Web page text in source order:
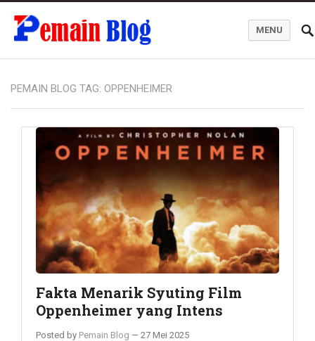
MENU
PEMAIN BLOG TAG: OPPENHEIMER
Fakta Menarik Syuting Film
Oppenheimer yang Intens
Posted by Pemain Blog — 27 Mei 2025